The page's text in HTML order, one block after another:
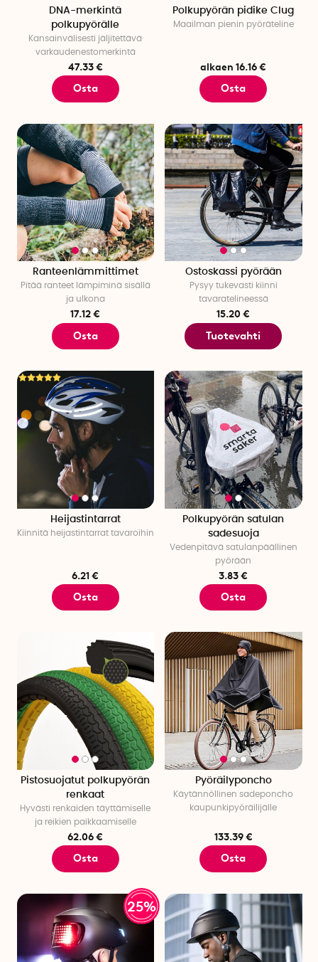
Älä ohita sadesuojiamme, jotka ovat ehdottoman
välttämättömät sateisina päivinä. Suojaa itsesi ja vaatteesi
pyöräponcholla pyöränkorin sadesuojallapidät
tavarat kuivina! Käytännöllinen
sadesuoja lapsen istuimeen
pitää istuimen kuivana.
Tilaa jo tänään. Nopeat ja ilmastokompensoidut toimitukset!
DNA-merkintä
polkupyörälle
Kansainvälisesti jäljitettävä
varkaudenestomerkintä
47.33 €
Osta
Polkupyörän pidike Clug
Maailman pienin pyöräteline
alkaen 16.16 €
Osta
Ranteenlämmittimet
Pitää ranteet lämpiminä sisällä
ja ulkona
17.12 €
Osta
Ostoskassi pyörään
Pysyy tukevasti kiinni
tavaratelineessä
15.20 €
Tuotevahti
Heijastintarrat
Kiinnitä heijastintarrat tavaroihin
6.21 €
Osta
Polkupyörän satulan
sadesuoja
Vedenpitävä satulanpäällinen
pyörään
3.83 €
Osta
Pistosuojatut polkupyörän
renkaat
Hyvästi renkaiden täyttämiselle
ja reikien paikkaamiselle
62.06 €
Osta
Pyöräilyponcho
Käytännöllinen sadeponcho
kaupunkipyöräilijälle
133.39 €
Osta
25%